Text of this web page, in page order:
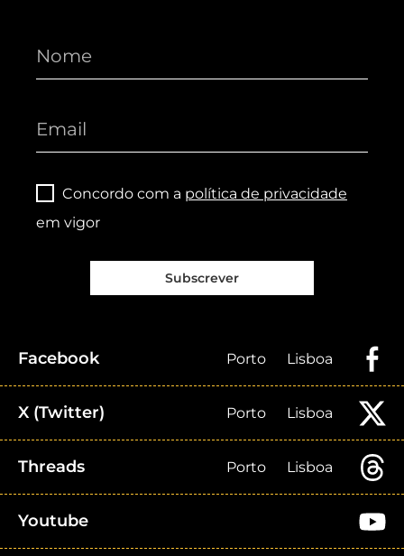
Concordo com a política de privacidade
em vigor
Subscrever
Facebook Porto Lisboa
X (Twitter) Porto Lisboa
Threads Porto Lisboa
Youtube